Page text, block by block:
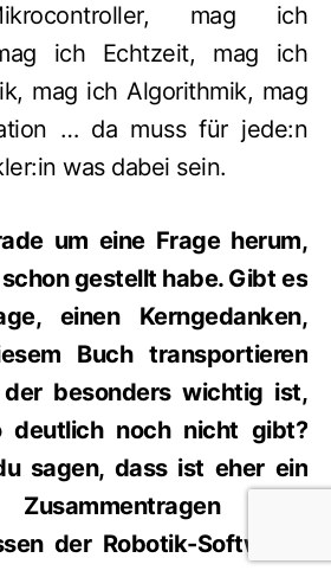
mag ich
ich Echtzeit, mag ich
mag ich Algorithmik, mag
… da muss für jede:n
was dabei sein.
um eine Frage herum,
gestellt habe. Gibt es
einen Kerngedanken,
Buch transportieren
besonders wichtig ist,
noch nicht gibt?
sagen, dass ist eher ein
von
der Robotik-Software-